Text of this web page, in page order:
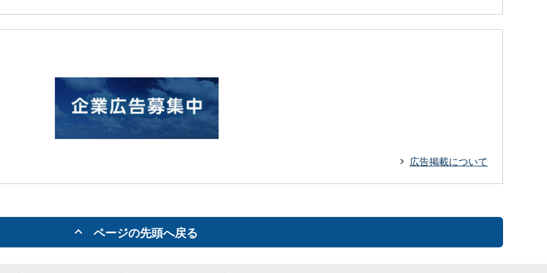
広告掲載について
ページの先頭へ戻る